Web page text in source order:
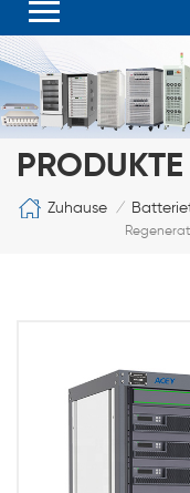
PRODUKTE
Zuhause /